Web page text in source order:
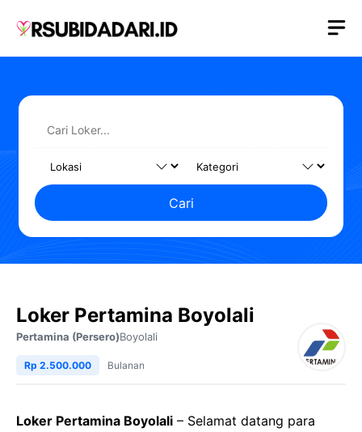
Cari
Loker Pertamina Boyolali
Pertamina (Persero)Boyolali
Rp 2.500.000 Bulanan
Loker Pertamina Boyolali – Selamat datang para